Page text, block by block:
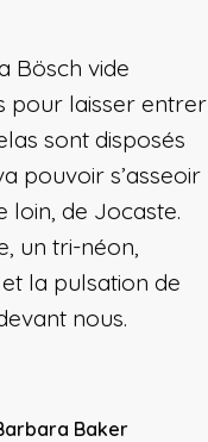
Bösch vide
pour laisser entrer
sont disposés
pouvoir s’asseoir
loin, de Jocaste.
un tri-néon,
la pulsation de
nous.
Baker